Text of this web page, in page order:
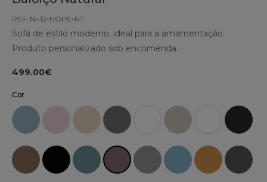
REF: NI-12-HOPE-NT
Sofá de estilo moderno, ideal para a amamentação.
Produto personalizado sob encomenda.
499.00€
Cor